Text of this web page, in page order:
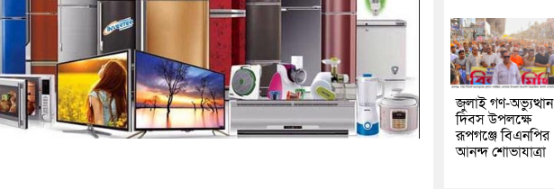
জুলাই গণ-অভ্যুত্থান
দিবস উপলক্ষে
রূপগঞ্জে বিএনপির
আনন্দ শোভাযাত্রা